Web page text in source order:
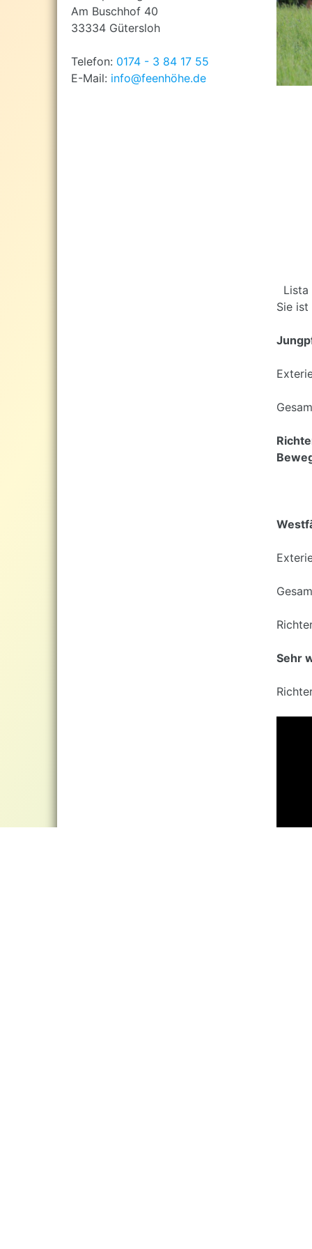
Lista
Sie
Sehr
Am Buschhof 40
33334 Gütersloh
Telefon: 0174 - 3 84 17 55
E-Mail: info@feenhöhe.de